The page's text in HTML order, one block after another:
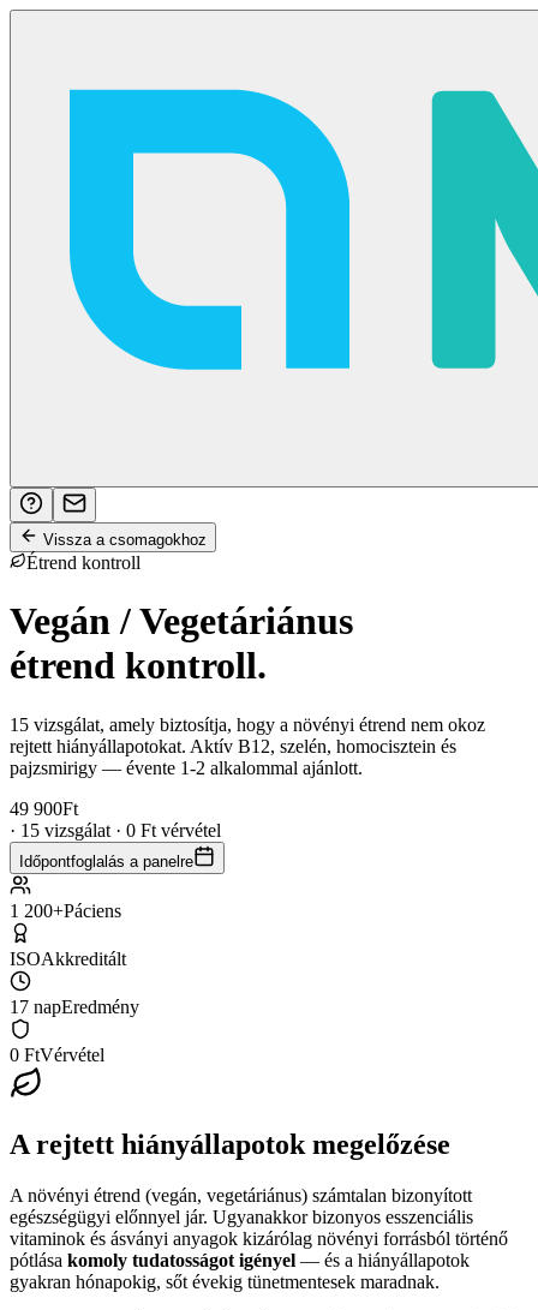
Vissza a csomagokhoz
Étrend kontroll
Vegán / Vegetáriánus
étrend kontroll.
15 vizsgálat, amely biztosítja, hogy a növényi étrend nem okoz
rejtett hiányállapotokat. Aktív B12, szelén, homocisztein és
pajzsmirigy — évente 1-2 alkalommal ajánlott.
49 900Ft
· 15 vizsgálat · 0 Ft vérvétel
Időpontfoglalás a panelre
1 200+Páciens
ISOAkkreditált
17 napEredmény
0 FtVérvétel
A rejtett hiányállapotok megelőzése
A növényi étrend (vegán, vegetáriánus) számtalan bizonyított
egészségügyi előnnyel jár. Ugyanakkor bizonyos esszenciális
vitaminok és ásványi anyagok kizárólag növényi forrásból történő
pótlása komoly tudatosságot igényel — és a hiányállapotok
gyakran hónapokig, sőt évekig tünetmentesek maradnak.